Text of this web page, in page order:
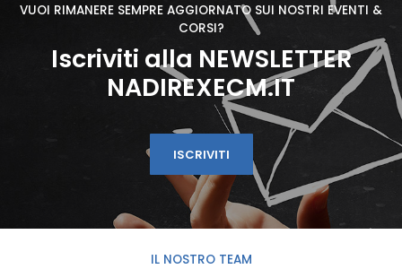
VUOI RIMANERE SEMPRE AGGIORNATO SUI NOSTRI EVENTI &
CORSI?
Iscriviti alla NEWSLETTER
NADIREXECM.IT
ISCRIVITI
IL NOSTRO TEAM